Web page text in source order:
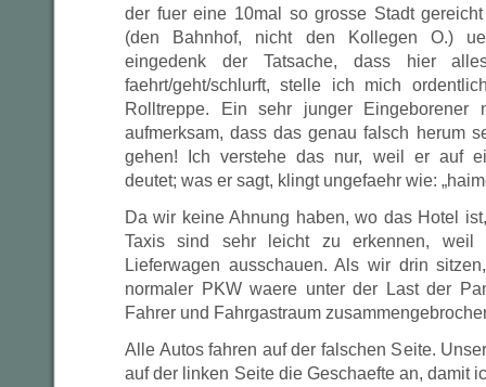
der fuer eine 10mal so grosse Stadt
(den Bahnhof, nicht den Kollegen O.)
eingedenk der Tatsache, dass hier
faehrt/geht/schlurft, stelle ich mich
Rolltreppe. Ein sehr junger Eingeborener
aufmerksam, dass das genau falsch herum
gehen! Ich verstehe das nur, weil er auf
deutet; was er sagt, klingt ungefaehr wie:
Da wir keine Ahnung haben, wo das Hotel
Taxis sind sehr leicht zu erkennen, weil
Lieferwagen ausschauen. Als wir drin
normaler PKW waere unter der Last der
Fahrer und Fahrgastraum
Alle Autos fahren auf der falschen Seite.
auf der linken Seite die Geschaefte an, damit